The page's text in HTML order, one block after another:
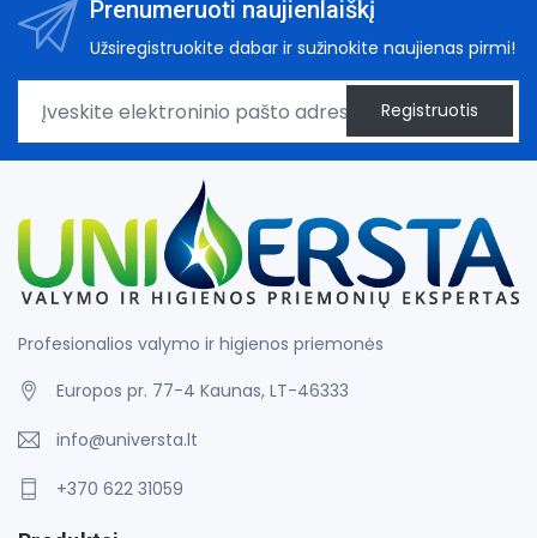
Prenumeruoti naujienlaiškį
Užsiregistruokite dabar ir sužinokite naujienas pirmi!
Registruotis
Profesionalios valymo ir higienos priemonės
Europos pr. 77-4 Kaunas, LT-46333
info@universta.lt
+370 622 31059